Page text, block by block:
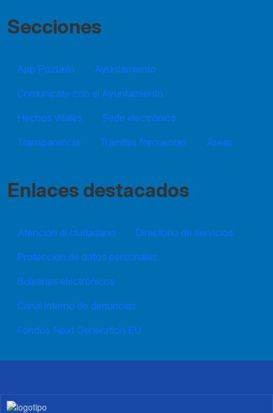
Secciones
App Pozuelo
Ayuntamiento
Comunícate con el Ayuntamiento
Hechos vitales
Sede electrónica
Transparencia
Trámites frecuentes Áreas
Enlaces destacados
Atención al ciudadano
Directorio de servicios
Protección de datos personales
Boletines electrónicos
Canal interno de denuncias
Fondos Next Generation EU
Imagen